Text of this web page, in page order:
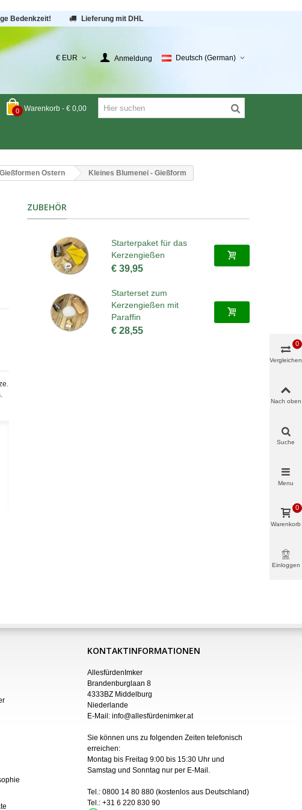
Bedenkzeit! Lieferung mit DHL
€ EUR Anmeldung Deutsch (German)
0 Warenkorb - € 0,00
Gießformen Ostern Kleines Blumenei - Gießform
ZUBEHÖR
Starterpaket für das
Kerzengießen
€ 39,95
Starterset zum
Kerzengießen mit
Paraffin
€ 28,55
KONTAKTINFORMATIONEN
AllesfürdenImker
Brandenburglaan 8
4333BZ Middelburg
Niederlande
E-Mail: info@allesfürdenimker.at
Sie können uns zu folgenden Zeiten telefonisch
erreichen:
Montag bis Freitag 9:00 bis 15:30 Uhr und
Samstag und Sonntag nur per E-Mail .
Tel.: 0800 14 80 880 (kostenlos aus Deutschland)
Tel.: +31 6 220 830 90
Vergleichen
0
Nach oben
Suche
Menu
Warenkorb
0
Einloggen